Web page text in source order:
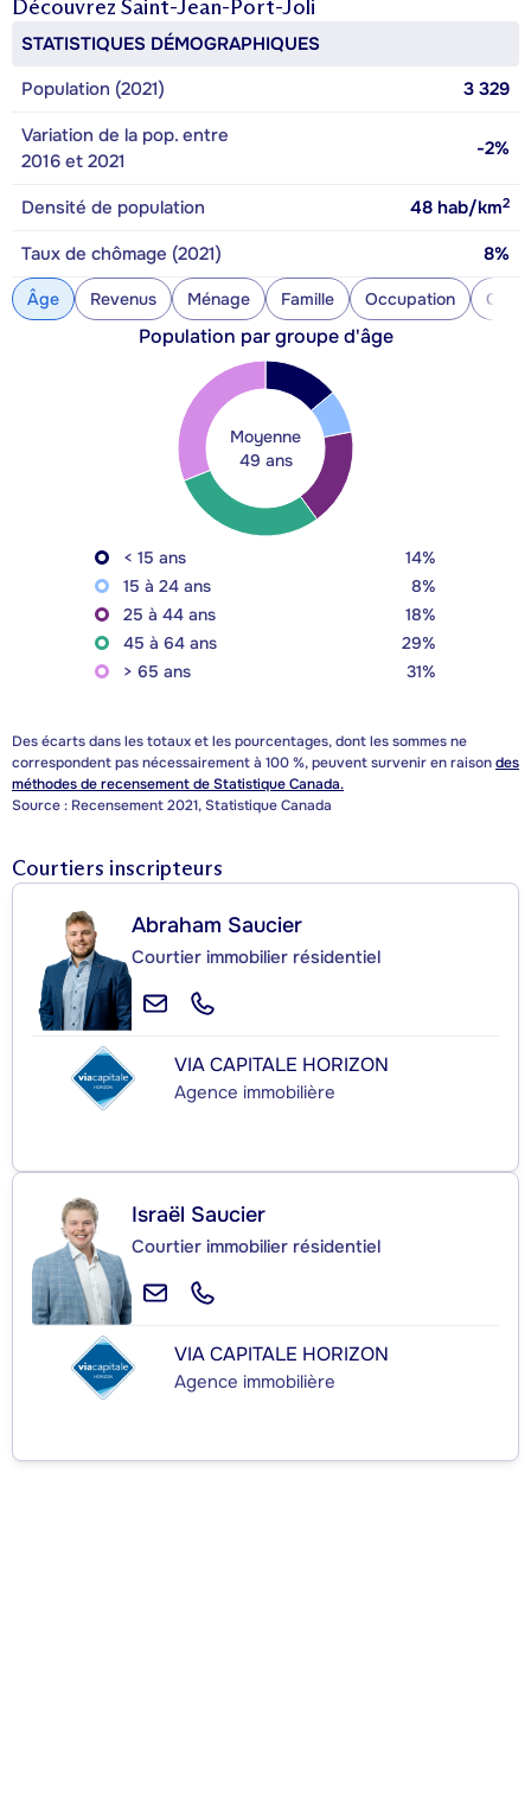
Découvrez Saint-Jean-Port-Joli
STATISTIQUES DÉMOGRAPHIQUES
Population (2021)
3 329
Variation de la pop. entre
2016 et 2021
-2%
Densité de population 48 hab/km2
Taux de chômage (2021) 8%
Âge Revenus Ménage Famille Occupation
Population par groupe d'âge
Moyenne
49 ans
< 15 ans
14%
15 à 24 ans
8%
25 à 44 ans
18%
45 à 64 ans
29%
> 65 ans
31%
Des écarts dans les totaux et les pourcentages, dont les sommes ne
correspondent pas nécessairement à 100 %, peuvent survenir en raisondes
méthodes de recensement de Statistique Canada.
Source : Recensement 2021, Statistique Canada
Courtiers inscripteurs
Abraham Saucier
Courtier immobilier résidentiel
VIA CAPITALE HORIZON
Agence immobilière
Israël Saucier
Courtier immobilier résidentiel
VIA CAPITALE HORIZON
Agence immobilière